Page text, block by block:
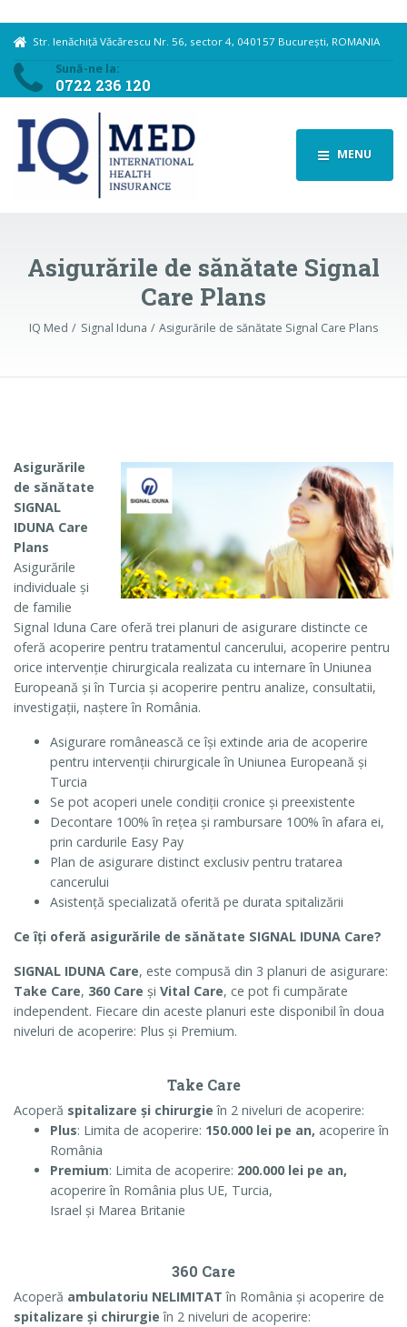
Str. Ienăchiță Văcărescu Nr. 56, sector 4, 040157 București, ROMANIA
Sună-ne la:
0722 236 120
MENU
Asigurările de sănătate Signal
Care Plans
IQ Med Signal Iduna Asigurările de sănătate Signal Care Plans
Asigurările
de sănătate
SIGNAL
IDUNA Care
Plans
Asigurările
individuale și
de familie
Signal Iduna Care oferă trei planuri de asigurare distincte ce
oferă acoperire pentru tratamentul cancerului, acoperire pentru
orice intervenție chirurgicala realizata cu internare în Uniunea
Europeană și în Turcia și acoperire pentru analize, consultatii,
investigații, naștere în România.
Asigurare românească ce își extinde aria de acoperire
pentru intervenții chirurgicale în Uniunea Europeană și
Turcia
Se pot acoperi unele condiții cronice și preexistente
Decontare 100% în rețea și rambursare 100% în afara ei,
prin cardurile Easy Pay
Plan de asigurare distinct exclusiv pentru tratarea
cancerului
Asistență specializată oferită pe durata spitalizării
Ce îți oferă asigurările de sănătate SIGNAL IDUNA Care?
SIGNAL IDUNA Care, este compusă din 3 planuri de asigurare:
Take Care, 360 Care și Vital Care, ce pot fi cumpărate
independent. Fiecare din aceste planuri este disponibil în doua
niveluri de acoperire: Plus și Premium.
Take Care
Acoperă spitalizare și chirurgie în 2 niveluri de acoperire:
Plus: Limita de acoperire: 150.000 lei pe an, acoperire în
România
Premium: Limita de acoperire: 200.000 lei pe an,
acoperire în România plus UE, Turcia,
Israel și Marea Britanie
360 Care
Acoperă ambulatoriu NELIMITAT în România și acoperire de
spitalizare și chirurgie în 2 niveluri de acoperire: